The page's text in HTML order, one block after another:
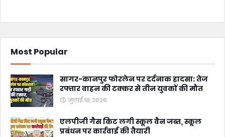
Most Popular
सागर-कानपुर फोरलेन पर दर्दनाक हादसा: तेज
रफ्तार वाहन की टक्कर से तीन युवकों की मौत
जुलाई 18, 2026
एलपीजी गैस किट लगी स्कूल वैन जब्त, स्कूल
प्रबंधन पर कार्रवाई की तैयारी